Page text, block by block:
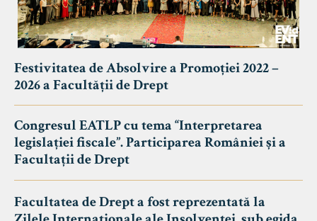
Festivitatea de Absolvire a Promoției 2022 –
2026 a Facultății de Drept
Congresul EATLP cu tema “Interpretarea
legislației fiscale”. Participarea României și a
Facultații de Drept
Facultatea de Drept a fost reprezentată la